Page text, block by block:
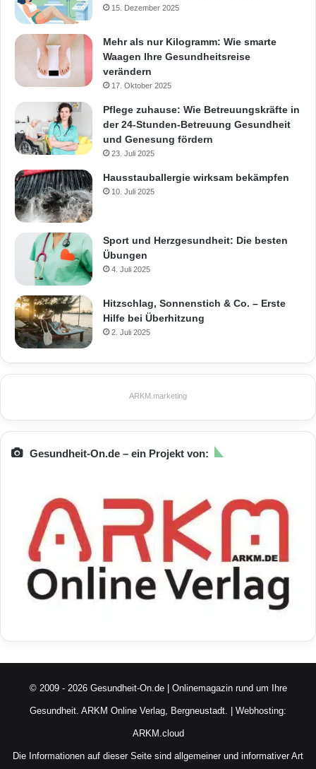
15. Dezember 2025
Mehr als nur Kilogramm: Wie smarte
Waagen Ihre Gesundheitsreise
verändern
17. Oktober 2025
Pflege zuhause: Wie Betreuungskräfte in
der 24-Stunden-Betreuung Gesundheit
und Genesung fördern
23. Juli 2025
Hausstauballergie wirksam bekämpfen
10. Juli 2025
Sport und Herzgesundheit: Die besten
Übungen
4. Juli 2025
Hitzschlag, Sonnenstich & Co. – Erste
Hilfe bei Überhitzung
2. Juli 2025
ARKM.marketing
Gesundheit-On.de – ein Projekt von:
© 2009 - 2026 Gesundheit-On.de | Onlinemagazin rund um Ihre
Gesundheit. ARKM Online Verlag, Bergneustadt. | Webhosting:
ARKM.cloud
Die Informationen auf dieser Seite sind allgemeiner und informativer Art